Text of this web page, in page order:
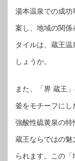
湯本温泉での成功
案し、地域の関係
タイルは、蔵王
しょうか。
また、「界 蔵王
釜をモチーフにし
強酸性硫黄泉の特
蔵王ならではの魅
られます。この